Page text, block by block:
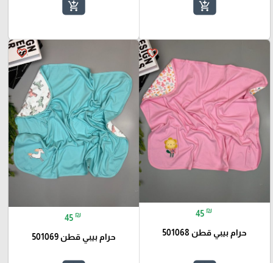
add_shopping_cart
add_shopping_cart
favorite_border
45 ₪
حرام بيبي قطن 501068
favorite_border
45 ₪
حرام بيبي قطن 501069